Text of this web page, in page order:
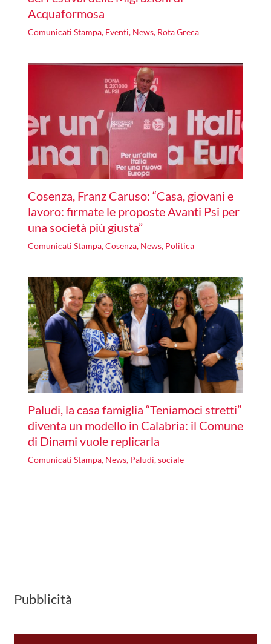
Acquaformosa
Comunicati Stampa, Eventi, News, Rota Greca
Cosenza, Franz Caruso: “Casa, giovani e
lavoro: firmate le proposte Avanti Psi per
una società più giusta”
Comunicati Stampa,Cosenza, News, Politica
Paludi, la casa famiglia “Teniamoci stretti”
diventa un modello in Calabria: il Comune
di Dinami vuole replicarla
Comunicati Stampa, News, Paludi,sociale
Pubblicità